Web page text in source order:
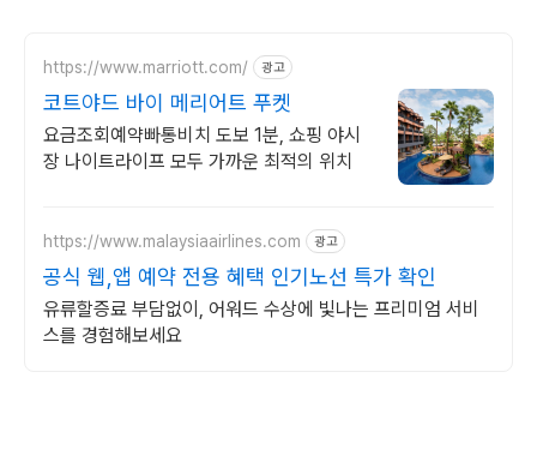
https://www.marriott.com/ 광고
코트야드 바이 메리어트 푸켓
요금조회예약빠통비치 도보 1분, 쇼핑 야시
장 나이트라이프 모두 가까운 최적의 위치
https://www.malaysiaairlines.com 광고
공식 웹,앱 예약 전용 혜택 인기노선 특가 확인
유류할증료 부담없이, 어워드 수상에 빛나는 프리미엄 서비
스를 경험해보세요